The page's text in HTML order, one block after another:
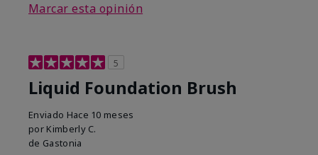
Marcar esta opinión
5
Liquid Foundation Brush
Enviado Hace 10 meses
por Kimberly C.
de Gastonia